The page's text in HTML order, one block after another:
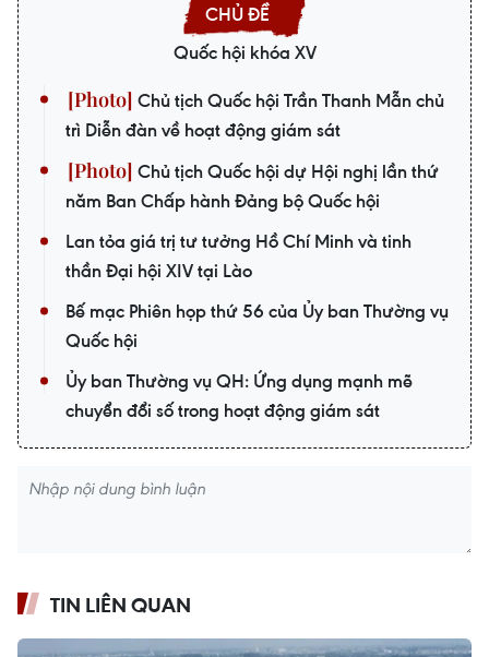
Quốc hội khóa XV
Chủ tịch Quốc hội Trần Thanh Mẫn chủ
trì Diễn đàn về hoạt động giám sát
Chủ tịch Quốc hội dự Hội nghị lần thứ
năm Ban Chấp hành Đảng bộ Quốc hội
Lan tỏa giá trị tư tưởng Hồ Chí Minh và tinh
thần Đại hội XIV tại Lào
Bế mạc Phiên họp thứ 56 của Ủy ban Thường vụ
Quốc hội
Ủy ban Thường vụ QH: Ứng dụng mạnh mẽ
chuyển đổi số trong hoạt động giám sát
TIN LIÊN QUAN